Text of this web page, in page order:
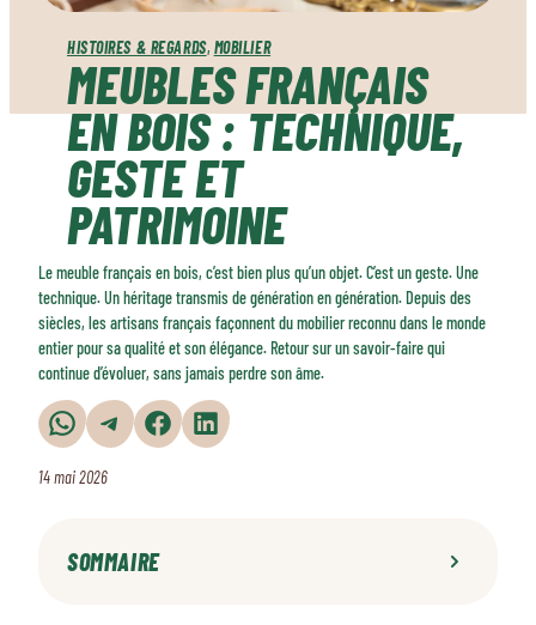
HISTOIRES & REGARDS, MOBILIER
MEUBLES FRANÇAIS
EN BOIS : TECHNIQUE,
GESTE ET
PATRIMOINE
Le meuble français en bois, c’est bien plus qu’un objet. C’est un geste. Une
technique. Un héritage transmis de génération en génération. Depuis des
siècles, les artisans français façonnent du mobilier reconnu dans le monde
entier pour sa qualité et son élégance. Retour sur un savoir-faire qui
continue d’évoluer, sans jamais perdre son âme.
Partager sur WhatsApp Partager sur Telegram Partager sur Facebook Partager sur LinkedIn
14 mai 2026
SOMMAIRE